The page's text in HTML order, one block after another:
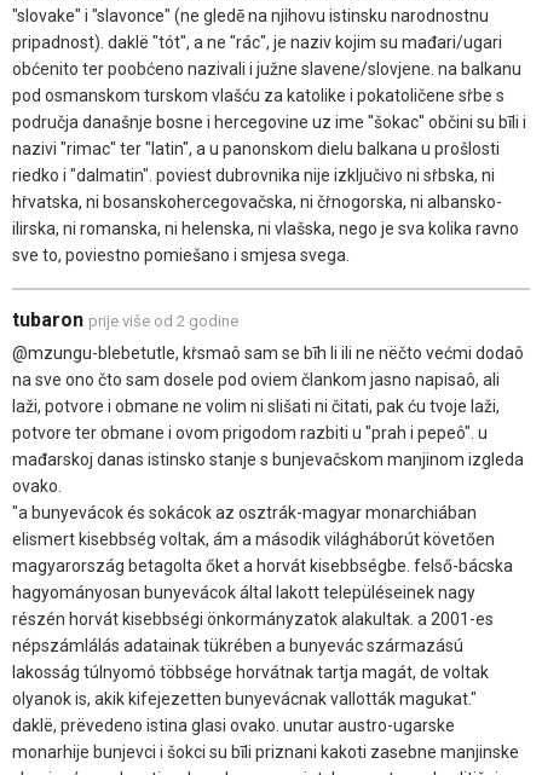
"slovake" i "slavonce" (ne gledē na njihovu istinsku narodnostnu
pripadnost). daklë "tót", a ne "rác", je naziv kojim su mađari/ugari
obćenito ter poobćeno nazivali i južne slavene/slovjene. na balkanu
pod osmanskom turskom vlašću za katolike i pokatoličene sṙbe s
područja današnje bosne i hercegovine uz ime "šokac" občini su bīli i
nazivi "rimac" ter "latin", a u panonskom dielu balkana u prošlosti
riedko i "dalmatin". poviest dubrovnika nije izključivo ni sṙbska, ni
hṙvatska, ni bosanskohercegovačska, ni čṙnogorska, ni albansko-
ilirska, ni romanska, ni helenska, ni vlašska, nego je sva kolika ravno
sve to, poviestno pomiešano i smjesa svega.
tubaron prije više od 2 godine
@mzungu-blebetutle, kṙsmaô sam se bīh li ili ne nëčto većmi dodaô
na sve ono čto sam dosele pod oviem člankom jasno napisaô, ali
laži, potvore i obmane ne volim ni slišati ni čitati, pak ću tvoje laži,
potvore ter obmane i ovom prigodom razbiti u "prah i pepeô". u
mađarskoj danas istinsko stanje s bunjevačskom manjinom izgleda
ovako.
"a bunyevácok és sokácok az osztrák-magyar monarchiában
elismert kisebbség voltak, ám a második világháborút követően
magyarország betagolta őket a horvát kisebbségbe. felső-bácska
hagyományosan bunyevácok által lakott településeinek nagy
részén horvát kisebbségi önkormányzatok alakultak. a 2001-es
népszámlálás adatainak tükrében a bunyevác származású
lakosság túlnyomó többsége horvátnak tartja magát, de voltak
olyanok is, akik kifejezetten bunyevácnak vallották magukat."
daklë, prëvedeno istina glasi ovako. unutar austro-ugarske
monarhije bunjevci i šokci su bīli priznani kakoti zasebne manjinske